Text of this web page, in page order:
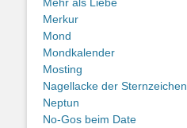
Merkur
Mond
Mondkalender
Mosting
Nagellacke der Sternzeichen
Neptun
No-Gos beim Date